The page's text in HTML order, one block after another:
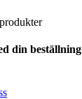
din